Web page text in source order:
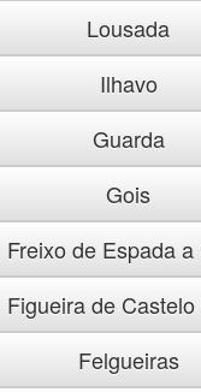
Lousada
Ilhavo
Guarda
Gois
Freixo de Espada a
Figueira de Castelo
Felgueiras